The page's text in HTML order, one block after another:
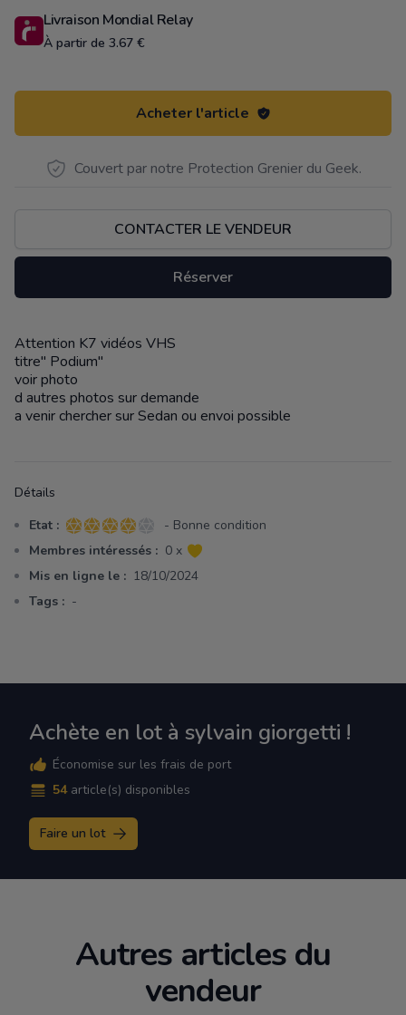
Livraison Mondial Relay
À partir de 3.67 €
Acheter l'article
Couvert par notre Protection Grenier du Geek.
CONTACTER LE VENDEUR
Réserver
Description
Attention K7 vidéos VHS
titre" Podium"
voir photo
d autres photos sur demande
a venir chercher sur Sedan ou envoi possible
Détails
Etat : 4 sur 5 étoiles
- Bonne condition
Membres intéressés : 0 x
Mis en ligne le : 18/10/2024
Tags : -
Achète en lot à sylvain giorgetti !
Économise sur les frais de port
54 article(s) disponibles
Faire un lot
Autres articles du
vendeur